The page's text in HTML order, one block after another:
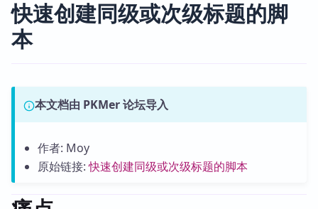
快速创建同级或次级标题的脚
本
本文档由 PKMer 论坛导入
作者: Moy
原始链接:快速创建同级或次级标题的脚本